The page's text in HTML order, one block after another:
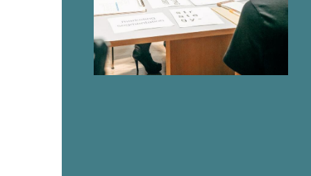
Благодаря вашим широким контактам и глубокому
быстро нашел жилье, которое полностью соответствует
рекомендации и консультации по выбору жилья были
правильный выбор.